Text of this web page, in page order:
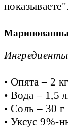
показываете".
• Опята – 2 кг
• Вода – 1,5
• Соль – 30 г
• Уксус 9%-